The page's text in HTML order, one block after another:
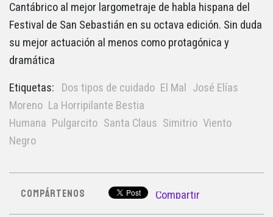
Cantábrico al mejor largometraje de habla hispana del
Festival de San Sebastián en su octava edición. Sin duda
su mejor actuación al menos como protagónica y
dramática
Etiquetas: Dos tipos de cuidado El Mal
José Elías
Moreno La Horripilante Bestia
Humana Pulgarcito Santa Claus Simitrio Viento
Negro
COMPÁRTENOS Compartir